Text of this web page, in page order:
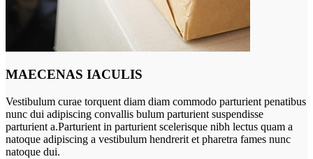
MAECENAS IACULIS
Vestibulum curae torquent diam diam commodo parturient penatibus
nunc dui adipiscing convallis bulum parturient suspendisse
parturient a.Parturient in parturient scelerisque nibh lectus quam a
natoque adipiscing a vestibulum hendrerit et pharetra fames nunc
natoque dui.